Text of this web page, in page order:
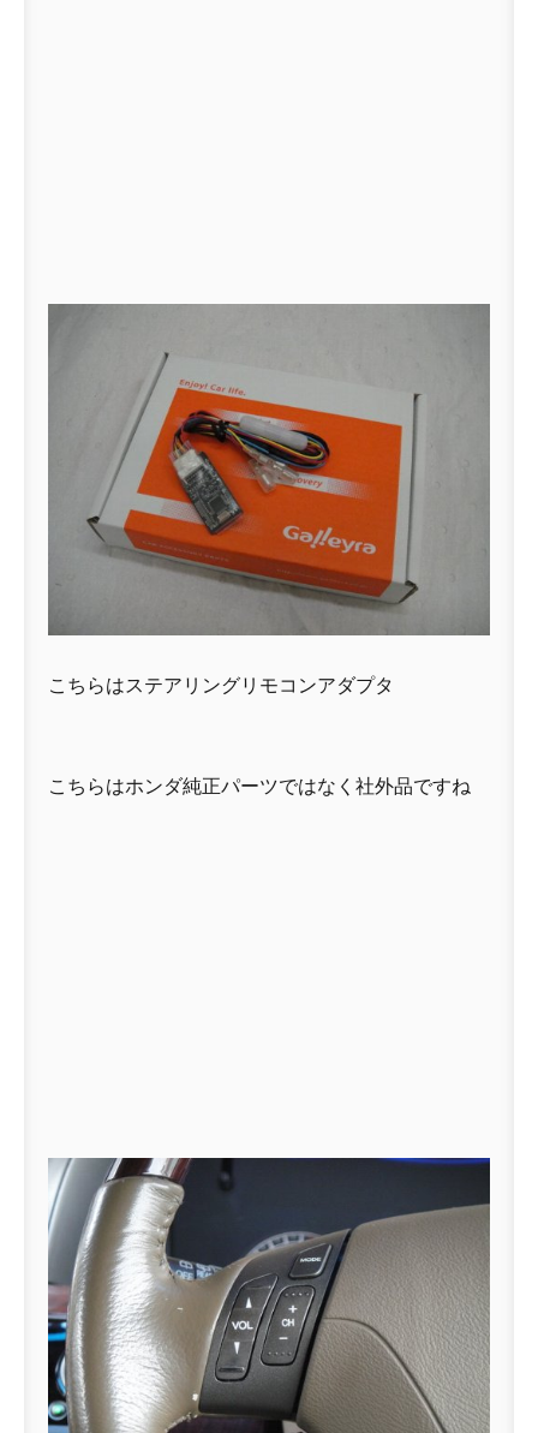
こちらはステアリングリモコンアダプタ
こちらはホンダ純正パーツではなく社外品ですね